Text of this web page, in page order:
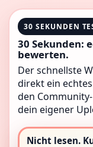
30 SEKUNDEN
30 Sekunden:
bewerten.
Der schnellste
direkt ein
den
dein eigener
Nicht lesen.